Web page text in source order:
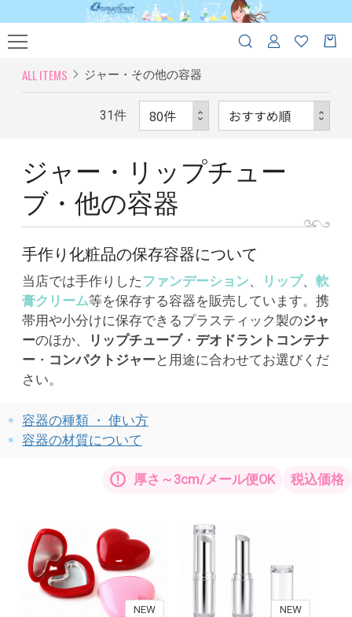
ALL ITEMS ジャー・その他の容器
31件
ジャー・リップチュー
ブ・他の容器
手作り化粧品の保存容器について
当店では手作りした ファンデーション、 リップ、 軟
膏クリーム等を保存する容器を販売しています。携
帯用や小分けに保存できるプラスティック製のジャ
ーのほか、 リップチューブ・ デオドラントコンテナ
ー ・ コンパクトジャーと用途に合わせてお選びくだ
さい。
容器の種類 ・ 使い方
容器の材質について
厚さ～3cm/メール便OK 税込価格
NEW NEW